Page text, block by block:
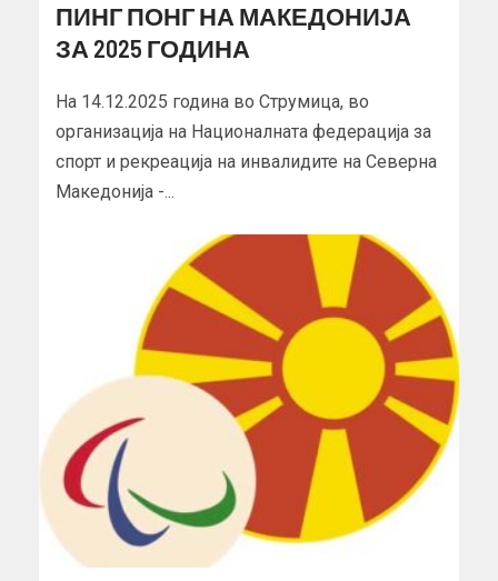
ПИНГ ПОНГ НА МАКЕДОНИЈА
ЗА 2025 ГОДИНА
На 14.12.2025 година во Струмица, во
организација на Националната федерација за
спорт и рекреација на инвалидите на Северна
Македонија -...